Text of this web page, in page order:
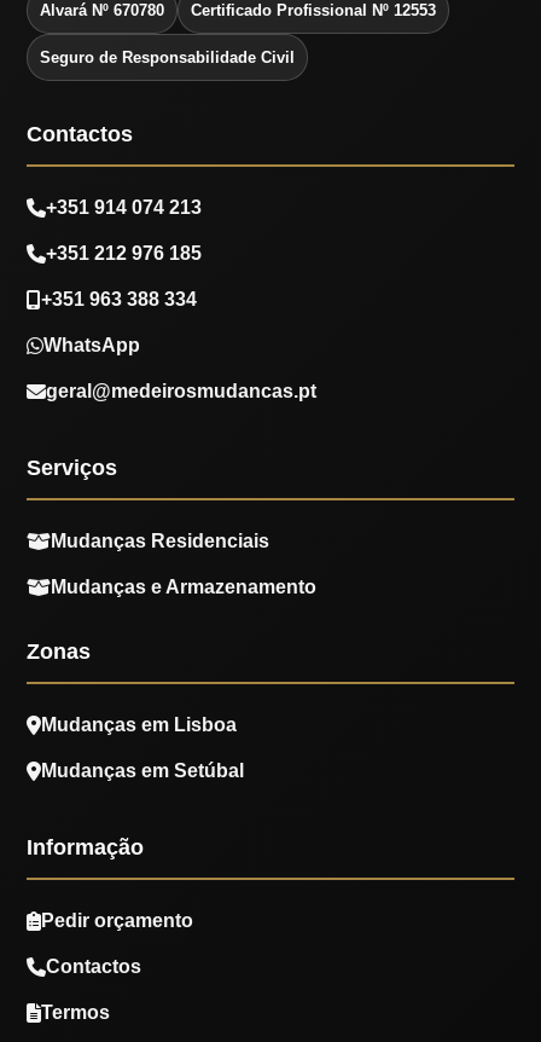
Alvará Nº 670780 Certificado Profissional Nº 12553
Seguro de Responsabilidade Civil
Contactos
+351 914 074 213
+351 212 976 185
+351 963 388 334
WhatsApp
geral@medeirosmudancas.pt
Serviços
Mudanças Residenciais
Mudanças e Armazenamento
Zonas
Mudanças em Lisboa
Mudanças em Setúbal
Informação
Pedir orçamento
Contactos
Termos